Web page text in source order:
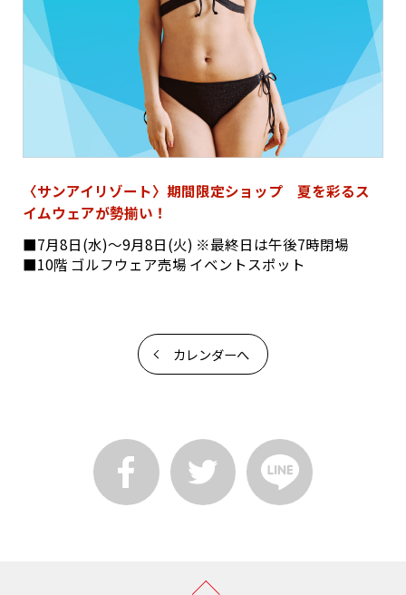
〈サンアイリゾート〉期間限定ショップ 夏を彩るス
イムウェアが勢揃い！
■7月8日(水)～9月8日(火) ※最終日は午後7時閉場
■10階 ゴルフウェア売場 イベントスポット
カレンダーへ